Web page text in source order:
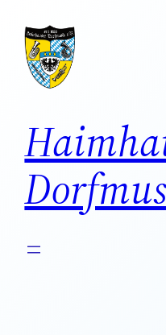
zum
Inhalt
wechseln